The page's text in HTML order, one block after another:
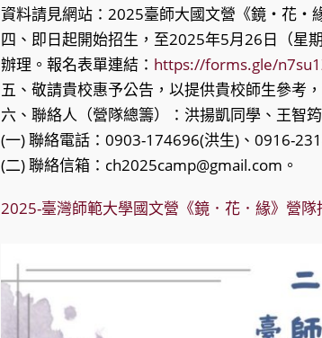
資料請見網站：2025臺師大國文營《鏡‧花‧
四、即日起開始招生，至2025年5月26日（星
辦理。報名表單連結： https://forms.gle/
五、敬請貴校惠予公告，以提供貴校師生參考
六、聯絡人（營隊總籌）：洪揚凱同學、王智
(一) 聯絡電話：0903-174696(洪生)、0916-
(二) 聯絡信箱：ch2025camp@gmail.com。
2025-臺灣師範大學國文營《鏡．花．緣》營隊